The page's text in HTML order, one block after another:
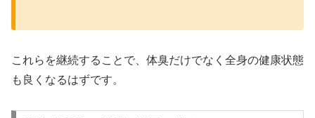
これらを継続することで、体臭だけでなく全身の健康状態
も良くなるはずです。